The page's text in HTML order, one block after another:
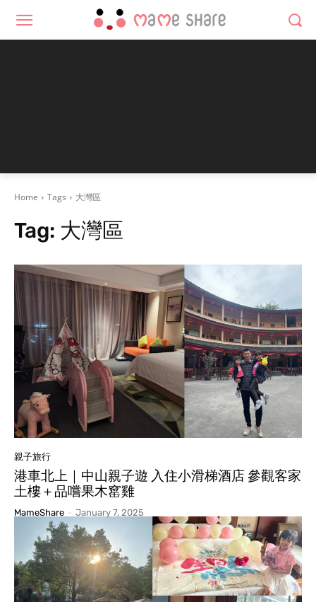
Home Tags 大灣區
Tag: 大灣區
親子旅行
港車北上｜中山親子遊 入住小滑梯酒店 參觀客家
土樓＋品嚐果木窰雞
MameShare - January 7, 2025